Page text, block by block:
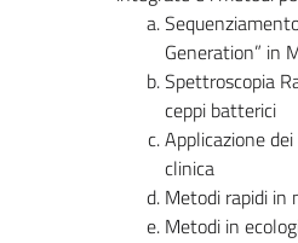
Generation” in
Spettroscopia
ceppi batterici
Applicazione
clinica
Metodi rapidi in
Metodi in